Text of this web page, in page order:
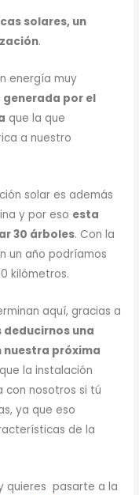
solares, un
.
energía muy
generada por el
que la que
a nuestro
solar es además
y por eso esta
30 árboles. Con la
un año podríamos
kilómetros.
aquí, gracias a
deducirnos una
próxima
la instalación
con nosotros si tú
ya que eso
de la
quieres pasarte a la